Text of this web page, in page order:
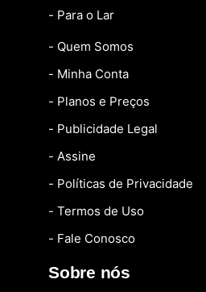
- Para o Lar
- Quem Somos
- Minha Conta
- Planos e Preços
- Publicidade Legal
- Assine
- Políticas de Privacidade
- Termos de Uso
- Fale Conosco
Sobre nós